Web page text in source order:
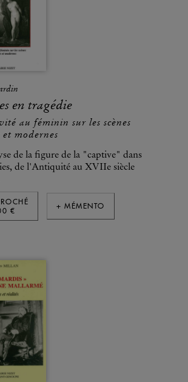
en tragédie
au féminin sur les scènes
modernes
de la figure de la "captive" dans
de l'Antiquité au XVIIe siècle
€
+ MÉMENTO